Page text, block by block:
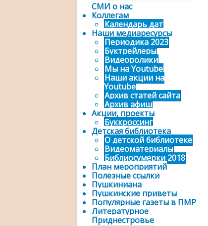
СМИ о нас
Коллегам
Календарь дат
Наши медиаресурсы
Периодика 2023
Буктрейлеры
Видеоролики
Мы на Youtube
Наши акции на
Youtube
Архив статей сайта
Архив афиш
Акции, проекты
Буккроссинг
Детская библиотека
О детской библиотеке
Видеоматериалы
Библиосумерки 2018
План мероприятий
Полезные ссылки
Пушкиниана
Пушкинские приветы
Популярные газеты в ПМР
Литературное
Приднестровье